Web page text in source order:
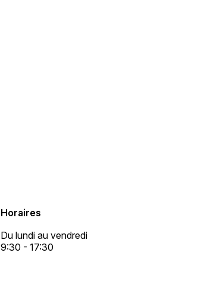
Horaires
Du lundi au vendredi
9:30 - 17:30